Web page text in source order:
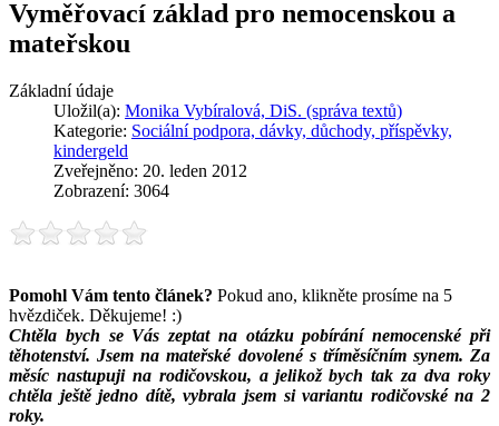
Vyměřovací základ pro nemocenskou a
mateřskou
Základní údaje
Uložil(a): Monika Vybíralová, DiS. (správa textů)
Kategorie: Sociální podpora, dávky, důchody, příspěvky,
kindergeld
Zveřejněno: 20. leden 2012
Zobrazení: 3064
Pomohl Vám tento článek? Pokud ano, klikněte prosíme na 5
hvězdiček. Děkujeme! :)
Chtěla bych se Vás zeptat na otázku pobírání nemocenské při
těhotenství. Jsem na mateřské dovolené s tříměsíčním synem. Za
měsíc nastupuji na rodičovskou, a jelikož bych tak za dva roky
chtěla ještě jedno dítě, vybrala jsem si variantu rodičovské na 2
roky.